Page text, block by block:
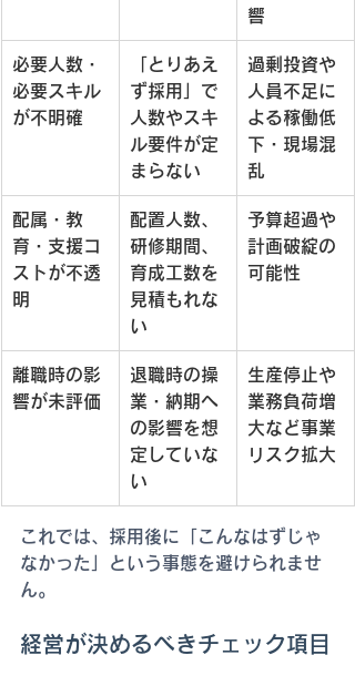
響
必要人数・
必要スキル
が不明確
「とりあえ
ず採用」で
人数やスキ
ル要件が定
まらない
過剰投資や
人員不足に
よる稼働低
下・現場混
乱
配属・教
育・支援コ
ストが不透
明
配置人数、
研修期間、
育成工数を
見積もれな
い
予算超過や
計画破綻の
可能性
離職時の影
響が未評価
退職時の操
業・納期へ
の影響を想
定していな
い
生産停止や
業務負荷増
大など事業
リスク拡大
これでは、採用後に「こんなはずじゃ
なかった」という事態を避けられませ
ん。
経営が決めるべきチェック項目